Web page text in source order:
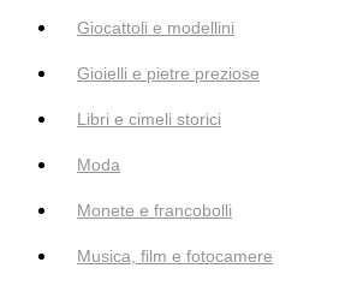
Giocattoli e modellini
Gioielli e pietre preziose
Libri e cimeli storici
Moda
Monete e francobolli
Musica, film e fotocamere